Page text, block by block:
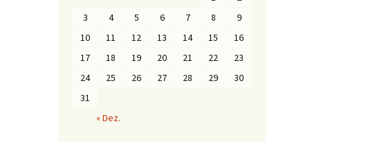
3
4 5 6 7 8
9
10
11 12 13 14 15
16
17
18 19 20 21 22
23
24
25 26 27 28 29
30
31
« Dez.